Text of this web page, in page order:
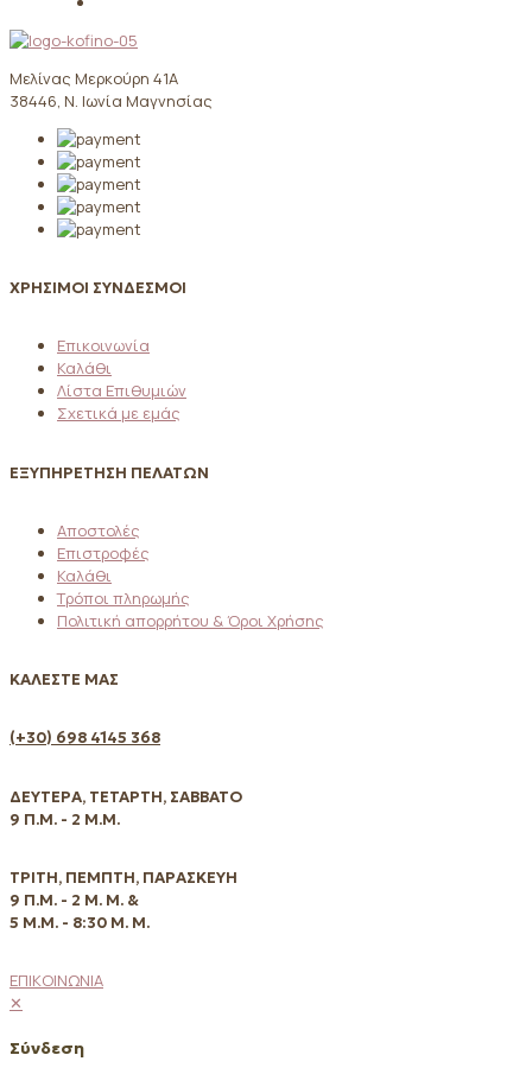
Μελίνας Μερκούρη 41Α
38446, Ν. Ιωνία Μαγνησίας
ΧΡΗΣΙΜΟΙ ΣΥΝΔΕΣΜΟΙ
Επικοινωνία
Καλάθι
Λίστα Επιθυμιών
Σχετικά με εμάς
ΕΞΥΠΗΡΕΤΗΣΗ ΠΕΛΑΤΩΝ
Αποστολές
Επιστροφές
Καλάθι
Τρόποι πληρωμής
Πολιτική απορρήτου & Όροι Χρήσης
ΚΑΛΕΣΤΕ ΜΑΣ
(+30) 698 4145 368
ΔΕΥΤΕΡΑ, ΤΕΤΑΡΤΗ, ΣΑΒΒΑΤΟ
9 Π.Μ. - 2 Μ.Μ.
ΤΡΙΤΗ, ΠΕΜΠΤΗ, ΠΑΡΑΣΚΕΥΗ
9 Π.Μ. - 2 Μ. Μ. &
5 Μ.Μ. - 8:30 Μ. Μ.
ΕΠΙΚΟΙΝΩΝΙΑ
✕
Σύνδεση